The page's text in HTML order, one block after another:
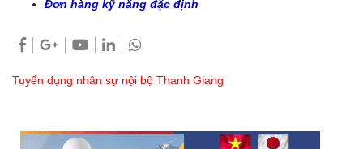
Đơn hàng kỹ năng đặc định
Tuyển dụng nhân sự nội bộ Thanh Giang